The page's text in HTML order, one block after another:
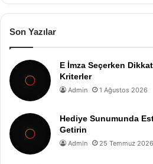
Son Yazılar
E İmza Seçerken
Kriterler
Admin 1 Ağustos 2026
Hediye Sunumunda
Getirin
Admin 25 Temmuz 2026